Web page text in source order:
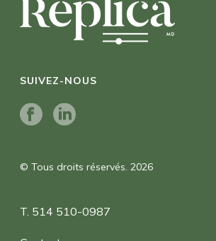
SUIVEZ-NOUS
© Tous droits réservés. 2026
T. 514 510-0987